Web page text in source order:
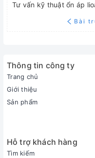
Tư vấn kỹ thuật ổn áp
Bài
Thông tin công ty
Trang chủ
Giới thiệu
Sản phẩm
Hỗ trợ khách hàng
Tìm kiếm